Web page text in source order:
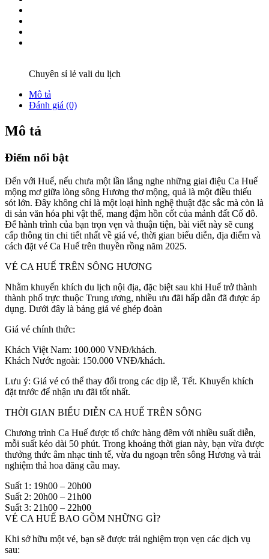
Chuyên sỉ lẻ vali du lịch
Mô tả
Đánh giá (0)
Mô tả
Điểm nổi bật
Đến với Huế, nếu chưa một lần lắng nghe những giai điệu Ca Huế
mộng mơ giữa lòng sông Hương thơ mộng, quả là một điều thiếu
sót lớn. Đây không chỉ là một loại hình nghệ thuật đặc sắc mà còn là
di sản văn hóa phi vật thể, mang đậm hồn cốt của mảnh đất Cố đô.
Để hành trình của bạn trọn vẹn và thuận tiện, bài viết này sẽ cung
cấp thông tin chi tiết nhất về giá vé, thời gian biểu diễn, địa điểm và
cách đặt vé Ca Huế trên thuyền rồng năm 2025.
VÉ CA HUẾ TRÊN SÔNG HƯƠNG
Nhằm khuyến khích du lịch nội địa, đặc biệt sau khi Huế trở thành
thành phố trực thuộc Trung ương, nhiều ưu đãi hấp dẫn đã được áp
dụng. Dưới đây là bảng giá vé ghép đoàn
Giá vé chính thức:
Khách Việt Nam: 100.000 VNĐ/khách.
Khách Nước ngoài: 150.000 VNĐ/khách.
Lưu ý: Giá vé có thể thay đổi trong các dịp lễ, Tết. Khuyến khích
đặt trước để nhận ưu đãi tốt nhất.
THỜI GIAN BIỂU DIỄN CA HUẾ TRÊN SÔNG
Chương trình Ca Huế được tổ chức hàng đêm với nhiều suất diễn,
mỗi suất kéo dài 50 phút. Trong khoảng thời gian này, bạn vừa được
thưởng thức âm nhạc tinh tế, vừa du ngoạn trên sông Hương và trải
nghiệm thả hoa đăng cầu may.
Suất 1: 19h00 – 20h00
Suất 2: 20h00 – 21h00
Suất 3: 21h00 – 22h00
VÉ CA HUẾ BAO GỒM NHỮNG GÌ?
Khi sở hữu một vé, bạn sẽ được trải nghiệm trọn vẹn các dịch vụ
sau: